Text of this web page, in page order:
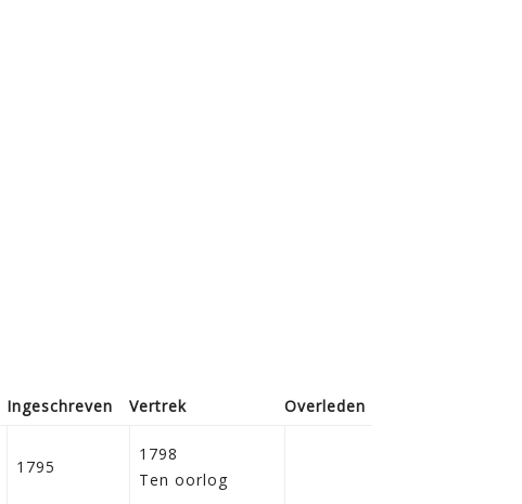
Ingeschreven Vertrek Overleden
1795
1798
Ten oorlog